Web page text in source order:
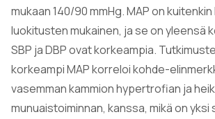
mukaan 140/90 mmHg. MAP on
luokitusten mukainen, ja se on yleensä
SBP ja DBP ovat korkeampia.
korkeampi MAP korreloi kohde-
vasemman kammion hypertrofian ja
munuaistoiminnan, kanssa, mikä on yksi